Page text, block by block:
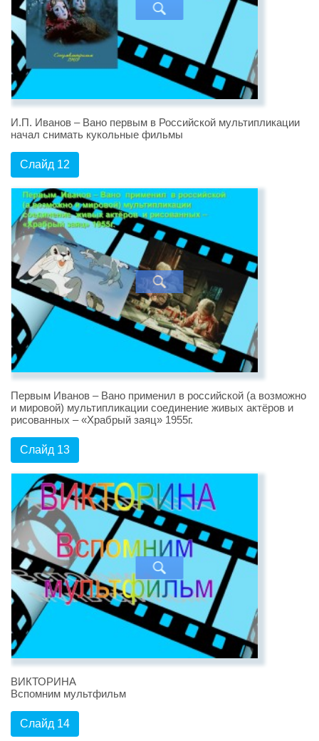
И.П. Иванов – Вано первым в Российской мультипликации
начал снимать кукольные фильмы
Слайд 12
Первым Иванов – Вано применил в российской (а возможно
и мировой) мультипликации соединение живых актёров и
рисованных – «Храбрый заяц» 1955г.
Слайд 13
ВИКТОРИНА
Вспомним мультфильм
Слайд 14